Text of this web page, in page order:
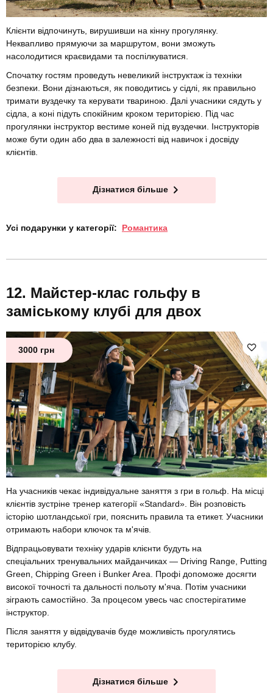
Клієнти відпочинуть, вирушивши на кінну прогулянку.
Неквапливо прямуючи за маршрутом, вони зможуть
насолодитися краєвидами та поспілкуватися.
Спочатку гостям проведуть невеликий інструктаж із техніки
безпеки. Вони дізнаються, як поводитись у сідлі, як правильно
тримати вуздечку та керувати твариною. Далі учасники сядуть у
сідла, а коні підуть спокійним кроком територією. Під час
прогулянки інструктор вестиме коней під вуздечки. Інструкторів
може бути один або два в залежності від навичок і досвіду
клієнтів.
Дізнатися більше
Усі подарунки у категорії: Романтика
Майстер-клас гольфу в
заміському клубі для двох
3000 грн
На учасників чекає індивідуальне заняття з гри в гольф. На місці
клієнтів зустріне тренер категорії «Standard». Він розповість
історію шотландської гри, пояснить правила та етикет. Учасники
отримають набори ключок та м'ячів.
Відпрацьовувати техніку ударів клієнти будуть на
спеціальних тренувальних майданчиках — Driving Range, Putting
Green, Chipping Green і Bunker Area. Профі допоможе досягти
високої точності та дальності польоту м'яча. Потім учасники
зіграють самостійно. За процесом увесь час спостерігатиме
інструктор.
Після заняття у відвідувачів буде можливість прогулятись
територією клубу.
Дізнатися більше